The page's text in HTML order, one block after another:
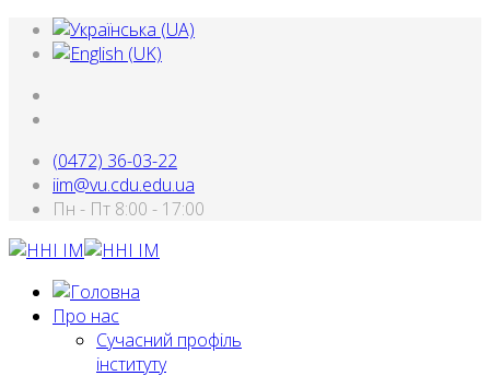
(0472) 36-03-22
iim@vu.cdu.edu.ua
Пн - Пт 8:00 - 17:00
Про нас
Сучасний профіль
інституту